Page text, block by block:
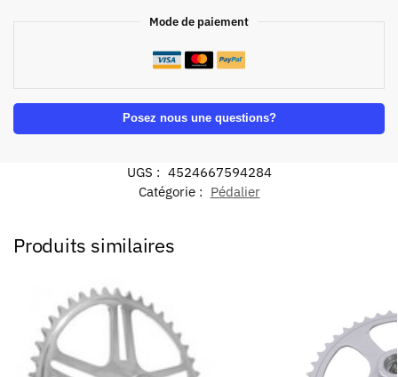
Mode de paiement
Posez nous une questions?
UGS : 4524667594284
Catégorie : Pédalier
Produits similaires